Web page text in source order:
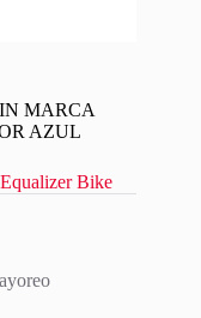
MARCA
AZUL
Equalizer Bike